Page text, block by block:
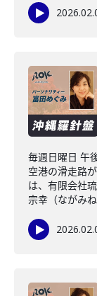
毎週日曜日 午
空港の滑走路
は、有限会社
宗幸（ながみ